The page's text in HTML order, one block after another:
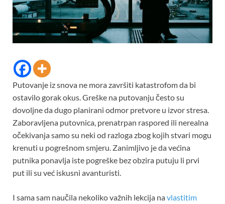
Putovanje iz snova ne mora završiti katastrofom da bi
ostavilo gorak okus. Greške na putovanju često su
dovoljne da dugo planirani odmor pretvore u izvor stresa.
Zaboravljena putovnica, prenatrpan raspored ili nerealna
očekivanja samo su neki od razloga zbog kojih stvari mogu
krenuti u pogrešnom smjeru. Zanimljivo je da većina
putnika ponavlja iste pogreške bez obzira putuju li prvi
put ili su već iskusni avanturisti.
I sama sam naučila nekoliko važnih lekcija navlastitim